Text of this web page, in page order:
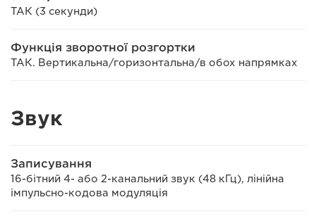
ТАК (3 секунди)
Функція зворотної розгортки
ТАК. Вертикальна/горизонтальна/в обох напрямках
Звук
Записування
16-бітний 4- або 2-канальний звук (48 кГц), лінійна
імпульсно-кодова модуляція